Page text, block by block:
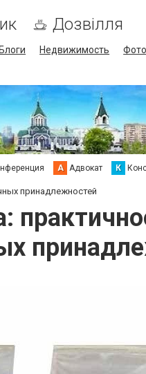
Дозвілля
Блоги Недвижимость
А Адвокат К
принадлежностей